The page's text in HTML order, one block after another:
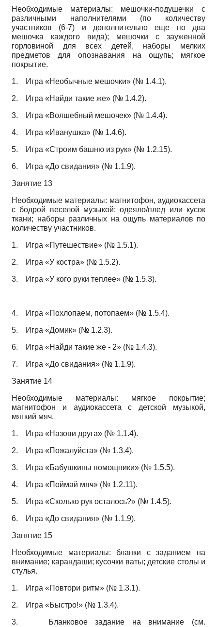
Необходимые материалы: мешочки-подушечки с
различными наполнителями (по количеству
участников (6-7) и дополнительно еще по два
мешочка каждого вида); мешочки с зауженной
горловиной для всех детей, наборы мелких
предметов для опознавания на ощупь; мягкое
покрытие.
1. Игра «Необычные мешочки» (№ 1.4.1).
2. Игра «Найди такие же» (№ 1.4.2).
3. Игра «Волшебный мешочек» (№ 1.4.4).
4. Игра «Иванушка» (№ 1.4.6).
5. Игра «Строим башню из рук» (№ 1.2.15).
6. Игра «До свидания» (№ 1.1.9).
Занятие 13
Необходимые материалы: магнитофон, аудиокассета
с бодрой веселой музыкой; одеяло/плед или кусок
ткани; наборы различных на ощупь материалов по
количеству участников.
1. Игра «Путешествие» (№ 1.5.1).
2. Игра «У костра» (№ 1.5.2).
3. Игра «У кого руки теплее» (№ 1.5.3).
4. Игра «Похлопаем, потопаем» (№ 1.5.4).
5. Игра «Домик» (№ 1.2.3).
6. Игра «Найди такие же - 2» (№ 1.4.3).
7. Игра «До свидания» (№ 1.1.9).
Занятие 14
Необходимые материалы: мягкое покрытие;
магнитофон и аудиокассета с детской музыкой,
мягкий мяч.
1. Игра «Назови друга» (№ 1.1.4).
2. Игра «Пожалуйста» (№ 1.3.4).
3. Игра «Бабушкины помощники» (№ 1.5.5).
4. Игра «Поймай мяч» (№ 1.2.11).
5. Игра «Сколько рук осталось?» (№ 1.4.5).
6. Игра «До свидания» (№ 1.1.9).
Занятие 15
Необходимые материалы: бланки с заданием на
внимание; карандаши; кусочки ваты; детские столы и
стулья.
1. Игра «Повтори ритм» (№ 1.3.1).
2. Игра «Быстро!» (№ 1.3.4).
3.
Бланковое задание на внимание (см.